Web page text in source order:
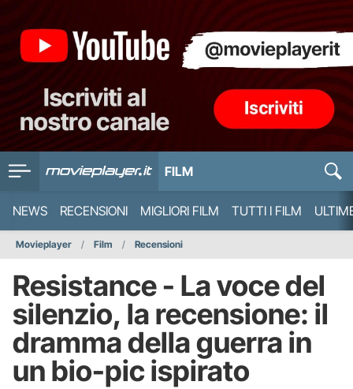
FILM
NEWS RECENSIONI MIGLIORI FILM TUTTI I FILM
Movieplayer Film Recensioni
Resistance - La voce del
silenzio, la recensione: il
dramma della guerra in
un bio-pic ispirato